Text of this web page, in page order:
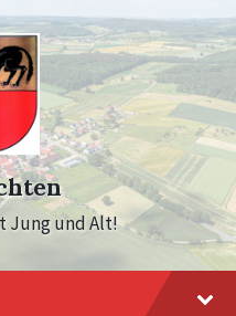
Jung und Alt!